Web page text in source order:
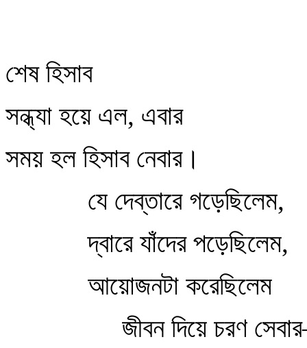
শেষ হিসাব
সন্ধ্যা হয়ে এল, এবার
সময় হল হিসাব নেবার।
যে দেব্‌তারে গড়েছিলেম,
দ্বারে যাঁদের পড়েছিলেম,
আয়োজনটা করেছিলেম
জীবন দিয়ে চরণ